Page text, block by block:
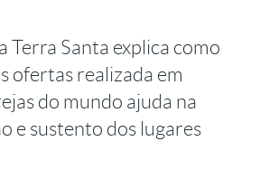
Terra Santa explica como
ofertas realizada em
do mundo ajuda na
e sustento dos lugares